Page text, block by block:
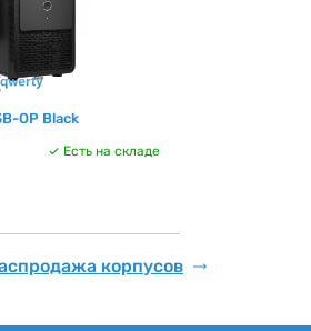
OP Black
Есть на складе
корпусов